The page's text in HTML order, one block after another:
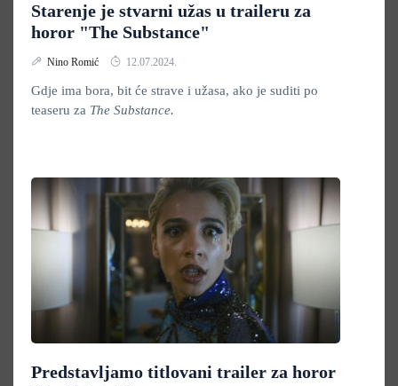
Starenje je stvarni užas u traileru za
horor "The Substance"
Nino Romić 12.07.2024.
Gdje ima bora, bit će strave i užasa, ako je suditi po
teaseru za The Substance.
Predstavljamo titlovani trailer za horor